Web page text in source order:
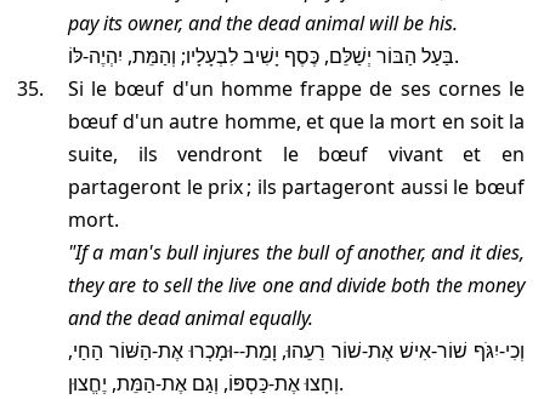
pay its owner, and the dead animal will be his.
בַּעַל הַבּוֹר יְשַׁלֵּם, כֶּסֶף יָשִׁיב לִבְעָלָיו; וְהַמֵּת, יִהְיֶה-לּוֹ.
Si le bœuf d'un homme frappe de ses cornes le
bœuf d'un autre homme, et que la mort en soit la
suite, ils vendront le bœuf vivant et en
partageront le prix ; ils partageront aussi le bœuf
mort.
"If a man's bull injures the bull of another, and it dies,
they are to sell the live one and divide both the money
and the dead animal equally.
וְכִי-יִגֹּף שׁוֹר-אִישׁ אֶת-שׁוֹר רֵעֵהוּ, וָמֵת--וּמָכְרוּ אֶת-הַשּׁוֹר הַחַי,
וְחָצוּ אֶת-כַּסְפּוֹ, וְגַם אֶת-הַמֵּת, יֶחֱצוּן.